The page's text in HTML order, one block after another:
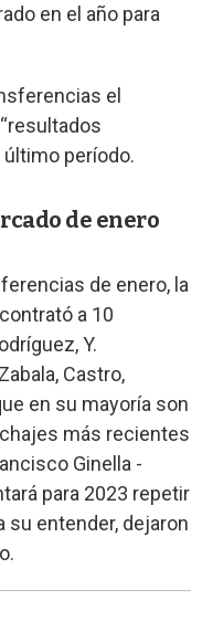
en el año para
el
período.
de enero
de enero, la
a 10
Y.
Castro,
en su mayoría son
más recientes
Ginella -
para 2023 repetir
su entender, dejaron